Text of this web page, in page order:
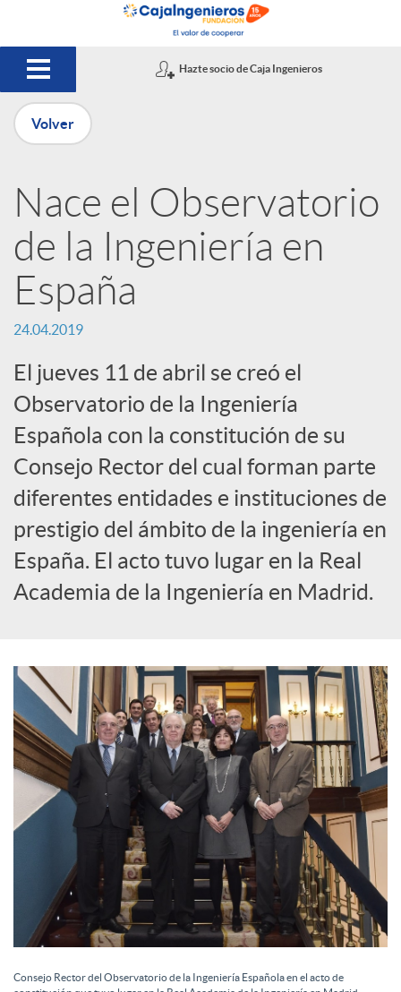
Saltar al contenido principal
Hazte socio de Caja Ingenieros
u
b
l
i
c
a
d
r
d
e
n
Volver
Nace el Observatorio
de la Ingeniería en
España
24.04.2019
El jueves 11 de abril se creó el
Observatorio de la Ingeniería
Española con la constitución de su
Consejo Rector del cual forman parte
diferentes entidades e instituciones de
prestigio del ámbito de la ingeniería en
España. El acto tuvo lugar en la Real
Academia de la Ingeniería en Madrid.
Consejo Rector del Observatorio de la Ingeniería Española en el acto de